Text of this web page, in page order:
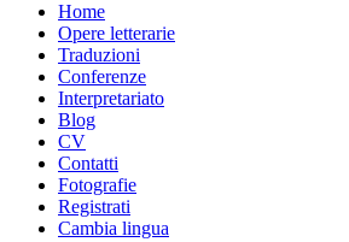
Home
Opere letterarie
Traduzioni
Conferenze
Interpretariato
Blog
CV
Contatti
Fotografie
Registrati
Cambia lingua